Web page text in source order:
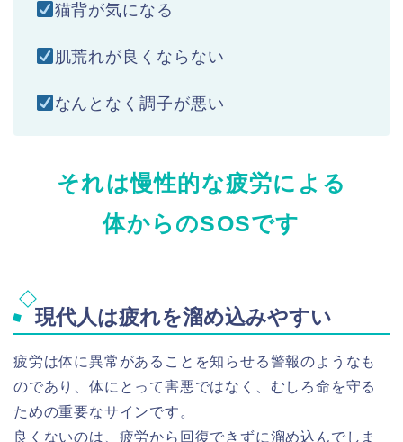
猫背が気になる
肌荒れが良くならない
なんとなく調子が悪い
それは慢性的な疲労による
体からのSOSです
現代人は疲れを溜め込みやすい
疲労は体に異常があることを知らせる警報のようなも
のであり、体にとって害悪ではなく、むしろ命を守る
ための重要なサインです。
良くないのは、疲労から回復できずに溜め込んでしま